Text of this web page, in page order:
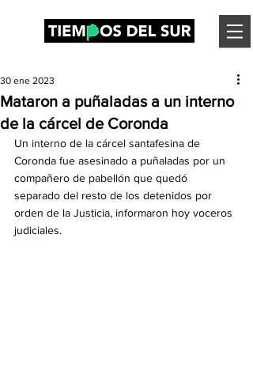
Mataron a puñaladas a un interno
de la cárcel de Coronda
30 ene 2023
Un interno de la cárcel santafesina de
Coronda fue asesinado a puñaladas por un
compañero de pabellón que quedó
separado del resto de los detenidos por
orden de la Justicia, informaron hoy voceros
judiciales.